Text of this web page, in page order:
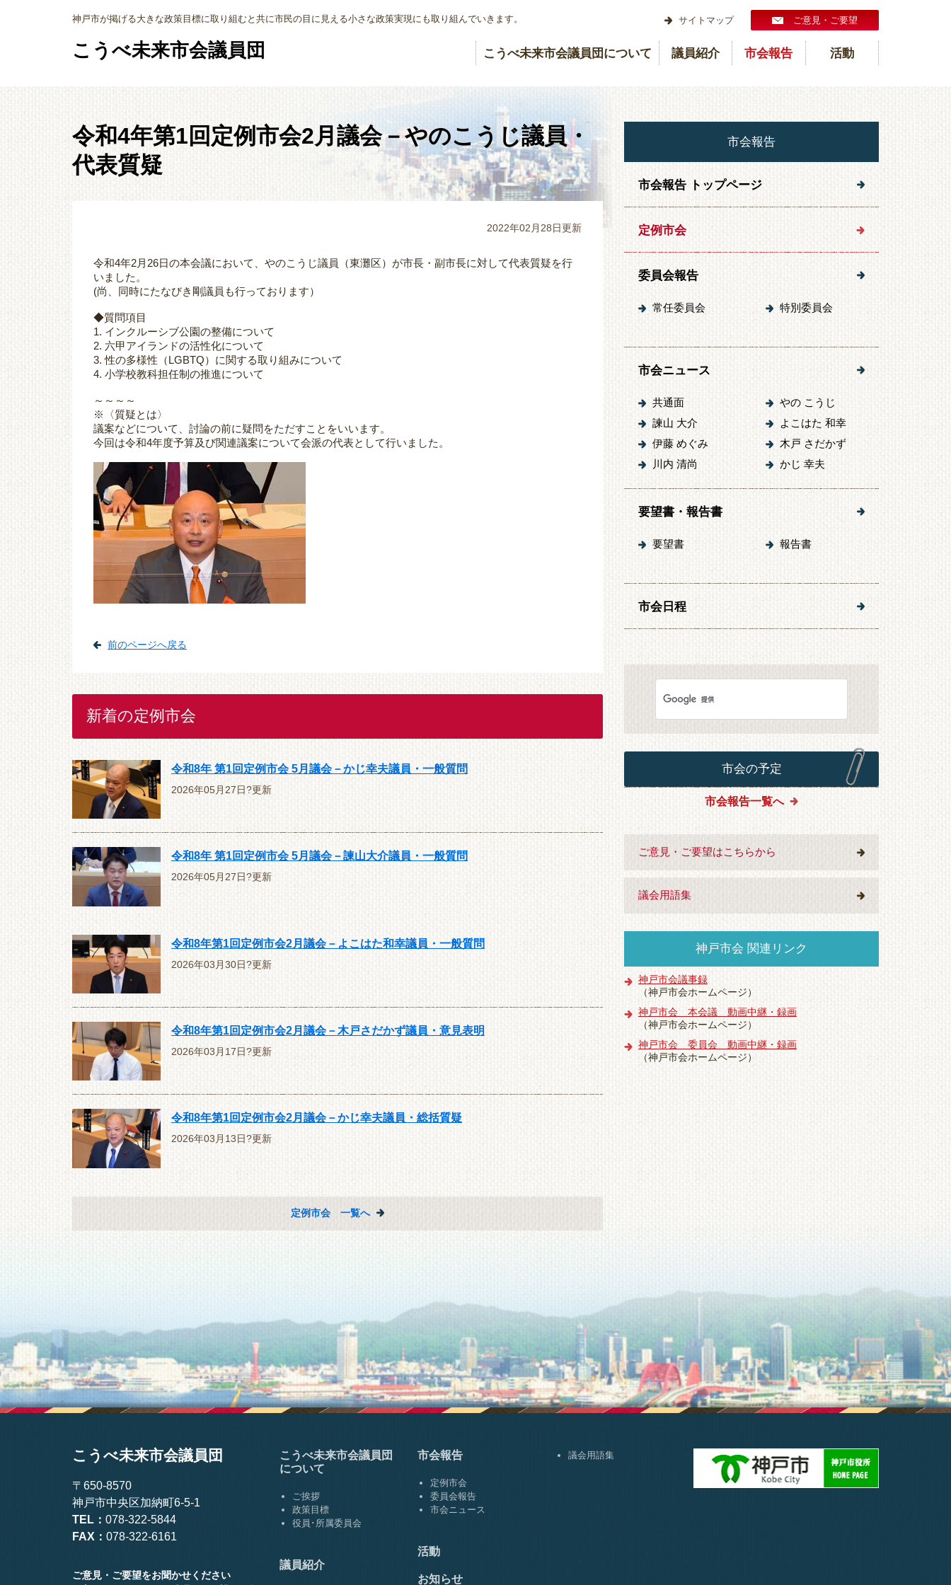
神戸市が掲げる大きな政策目標に取り組むと共に市民の目に見える小さな政策実現にも取り組んでいきます。 サイトマップ ご意見・ご要望
こうべ未来市会議員団 こうべ未来市会議員団について 議員紹介 市会報告 活動
令和4年第1回定例市会2月議会－やのこうじ議員・
代表質疑
2022年02月28日更新
令和4年2月26日の本会議において、やのこうじ議員（東灘区）が市長・副市長に対して代表質疑を行
いました。
(尚、同時にたなびき剛議員も行っております）
◆質問項目
1. インクルーシブ公園の整備について
2. 六甲アイランドの活性化について
3. 性の多様性（LGBTQ）に関する取り組みについて
4. 小学校教科担任制の推進について
～～～～
※〈質疑とは〉
議案などについて、討論の前に疑問をただすことをいいます。
今回は令和4年度予算及び関連議案について会派の代表として行いました。
前のページへ戻る
新着の定例市会
令和8年 第1回定例市会 5月議会－かじ幸夫議員・一般質問
2026年05月27日?更新
令和8年 第1回定例市会 5月議会－諫山大介議員・一般質問
2026年05月27日?更新
令和8年第1回定例市会2月議会－よこはた和幸議員・一般質問
2026年03月30日?更新
令和8年第1回定例市会2月議会－木戸さだかず議員・意見表明
2026年03月17日?更新
令和8年第1回定例市会2月議会－かじ幸夫議員・総括質疑
2026年03月13日?更新
定例市会 一覧へ
市会報告
市会報告 トップページ
定例市会
委員会報告
常任委員会 特別委員会
市会ニュース
共通面
やの こうじ
諫山 大介
よこはた 和幸
伊藤 めぐみ
木戸 さだかず
川内 清尚
かじ 幸夫
要望書・報告書
要望書 報告書
市会日程
市会の予定
市会報告一覧へ
ご意見・ご要望はこちらから
議会用語集
神戸市会 関連リンク
神戸市会議事録
（神戸市会ホームページ）
神戸市会 本会議 動画中継・録画
（神戸市会ホームページ）
神戸市会 委員会 動画中継・録画
（神戸市会ホームページ）
こうべ未来市会議員団
〒650-8570
神戸市中央区加納町6-5-1
TEL： 078-322-5844
FAX： 078-322-6161
ご意見・ご要望をお聞かせください
こうべ未来市会議員団
について
ご挨拶
政策目標
役員･所属委員会
議員紹介
市会報告
定例市会
委員会報告
市会ニュース
活動
お知らせ
議会用語集